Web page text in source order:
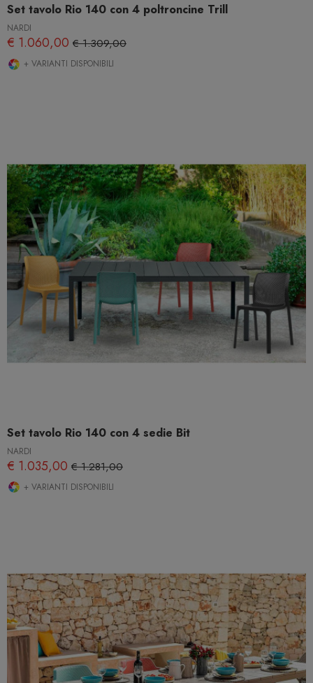
Set tavolo Rio 140 con 4 poltroncine Trill
NARDI
€ 1.060,00 € 1.309,00
+ VARIANTI DISPONIBILI
Set tavolo Rio 140 con 4 sedie Bit
NARDI
€ 1.035,00 € 1.281,00
+ VARIANTI DISPONIBILI